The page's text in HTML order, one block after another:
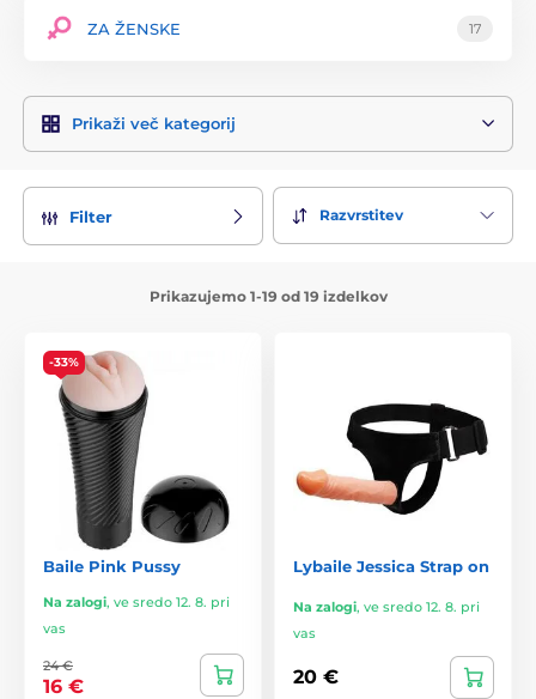
ZA ŽENSKE 17
Prikaži več kategorij
Filter Razvrstitev
Prikazujemo 1-19 od 19 izdelkov
-33%
Baile Pink Pussy
Na zalogi, ve sredo 12. 8. pri
vas
24 €
16 €
Lybaile Jessica Strap on
Na zalogi, ve sredo 12. 8. pri
vas
20 €